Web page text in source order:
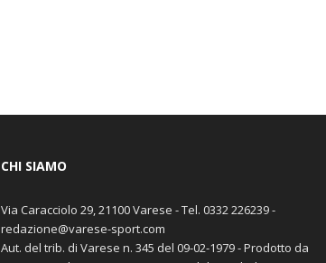
CHI SIAMO
Via Caracciolo 29, 21100 Varese - Tel. 0332 226239 -
redazione@varese-sport.com
Aut. del trib. di Varese n. 345 del 09-02-1979 - Prodotto da